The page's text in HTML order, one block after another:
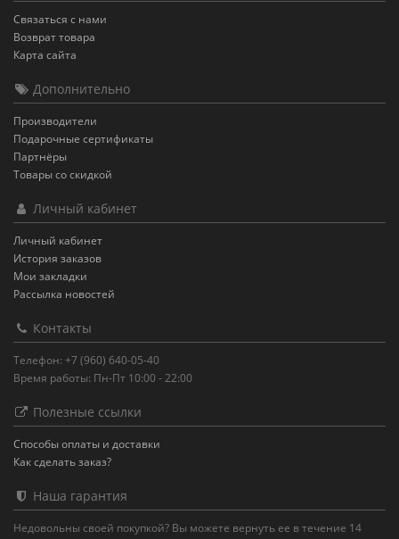
Связаться с нами
Возврат товара
Карта сайта
Дополнительно
Производители
Подарочные сертификаты
Партнёры
Товары со скидкой
Личный кабинет
Личный кабинет
История заказов
Мои закладки
Рассылка новостей
Контакты
Телефон: +7 (960) 640-05-40
Время работы: Пн-Пт 10:00 - 22:00
Полезные ссылки
Способы оплаты и доставки
Как сделать заказ?
Наша гарантия
Недовольны своей покупкой? Вы можете вернуть ее в течение 14